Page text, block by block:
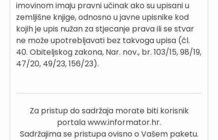
imovinom imaju pravni učinak ako su upisani u
zemljišne knjige, odnosno u javne upisnike kod
kojih je upis nužan za stjecanje prava ili se stvar
ne može upotrebljavati bez takvoga upisa (čl.
40. Obiteljskog zakona, Nar. nov., br. 103/15, 98/19,
47/20, 49/23, 156/23).
Za pristup do sadržaja morate biti korisnik
portala www.informator.hr.
Sadržajima se pristupa ovisno o Vašem paketu.